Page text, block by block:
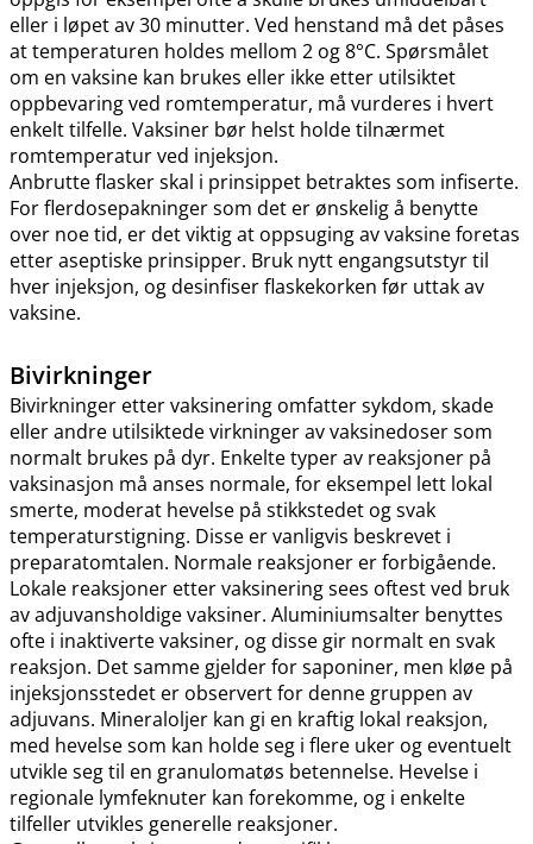
eller i løpet av 30 minutter. Ved henstand må det påses
at temperaturen holdes mellom 2 og 8°C. Spørsmålet
om en vaksine kan brukes eller ikke etter utilsiktet
oppbevaring ved romtemperatur, må vurderes i hvert
enkelt tilfelle. Vaksiner bør helst holde tilnærmet
romtemperatur ved injeksjon.
Anbrutte flasker skal i prinsippet betraktes som infiserte.
For flerdosepakninger som det er ønskelig å benytte
over noe tid, er det viktig at oppsuging av vaksine foretas
etter aseptiske prinsipper. Bruk nytt engangsutstyr til
hver injeksjon, og desinfiser flaskekorken før uttak av
vaksine.
Bivirkninger
Bivirkninger etter vaksinering omfatter sykdom, skade
eller andre utilsiktede virkninger av vaksinedoser som
normalt brukes på dyr. Enkelte typer av reaksjoner på
vaksinasjon må anses normale, for eksempel lett lokal
smerte, moderat hevelse på stikkstedet og svak
temperaturstigning. Disse er vanligvis beskrevet i
preparatomtalen. Normale reaksjoner er forbigående.
Lokale reaksjoner etter vaksinering sees oftest ved bruk
av adjuvansholdige vaksiner. Aluminiumsalter benyttes
ofte i inaktiverte vaksiner, og disse gir normalt en svak
reaksjon. Det samme gjelder for saponiner, men kløe på
injeksjonsstedet er observert for denne gruppen av
adjuvans. Mineraloljer kan gi en kraftig lokal reaksjon,
med hevelse som kan holde seg i flere uker og eventuelt
utvikle seg til en granulomatøs betennelse. Hevelse i
regionale lymfeknuter kan forekomme, og i enkelte
tilfeller utvikles generelle reaksjoner.